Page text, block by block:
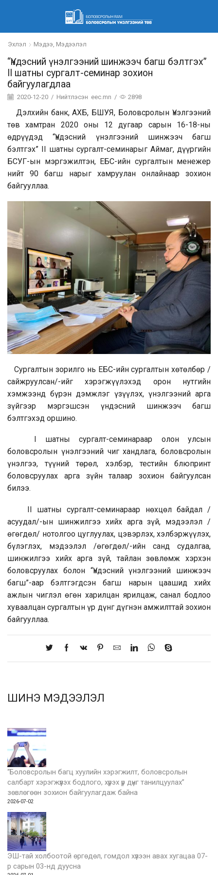
Эхлэл Мэдээ, Мэдээлэл
“Үндэсний үнэлгээний шинжээч багш бэлтгэх”
II шатны сургалт-семинар зохион
байгуулагдлаа
2020-12-20 / Нийтлэсэн eec.mn / 2898
Дэлхийн банк, АХБ, БШУЯ, Боловсролын Үнэлгээний
төв хамтран 2020 оны 12 дугаар сарын 16-18-ны
өдрүүдэд “Үндэсний үнэлгээний шинжээч багш
бэлтгэх” II шатны сургалт-семинарыг Аймаг, дүүргийн
БСУГ-ын мэргэжилтэн, ЕБС-ийн сургалтын менежер
нийт 90 багш нарыг хамруулан онлайнаар зохион
байгууллаа.
Сургалтын зорилго нь ЕБС-ийн сургалтын хөтөлбөр /
сайжруулсан/-ийг хэрэгжүүлэхэд орон нутгийн
хэмжээнд бүрэн дэмжлэг үзүүлэх, үнэлгээний арга
зүйгээр мэргэшсэн үндэсний шинжээч багш
бэлтгэхэд оршино.
I шатны сургалт-семинараар олон улсын
боловсролын үнэлгээний чиг хандлага, боловсролын
үнэлгээ, түүний төрөл, хэлбэр, тестийн блюпринт
боловсруулах арга зүйн талаар зохион байгуулсан
билээ.
II шатны сургалт-семинараар нөхцөл байдал /
асуудал/-ын шинжилгээ хийх арга зүй, мэдээлэл /
өгөгдөл/ нотолгоо цуглуулах, цэвэрлэх, хэлбэржүүлэх,
бүлэглэх, мэдээлэл /өгөгдөл/-ийн санд судалгаа,
шинжилгээ хийх арга зүй, тайлан зөвлөмж хэрхэн
боловсруулах болон “Үндэсний үнэлгээний шинжээч
багш”-аар бэлтгэгдсэн багш нарын цаашид хийх
ажлын чиглэл өгөн харилцан ярилцаж, санал бодлоо
хуваалцан сургалтын үр дүнг дүгнэн амжилттай зохион
байгууллаа.
ШИНЭ МЭДЭЭЛЭЛ
“Боловсролын багц хуулийн хэрэгжилт, боловсролын
салбарт хэрэгжүүлэх бодлого, хүрэх үр дүнг танилцуулах”
зөвлөгөөн зохион байгуулагдаж байна
2026-07-02
ЭШ-тай холбоотой өргөдөл, гомдол хүлээн авах хугацаа 07-
р сарын 03-нд дуусна